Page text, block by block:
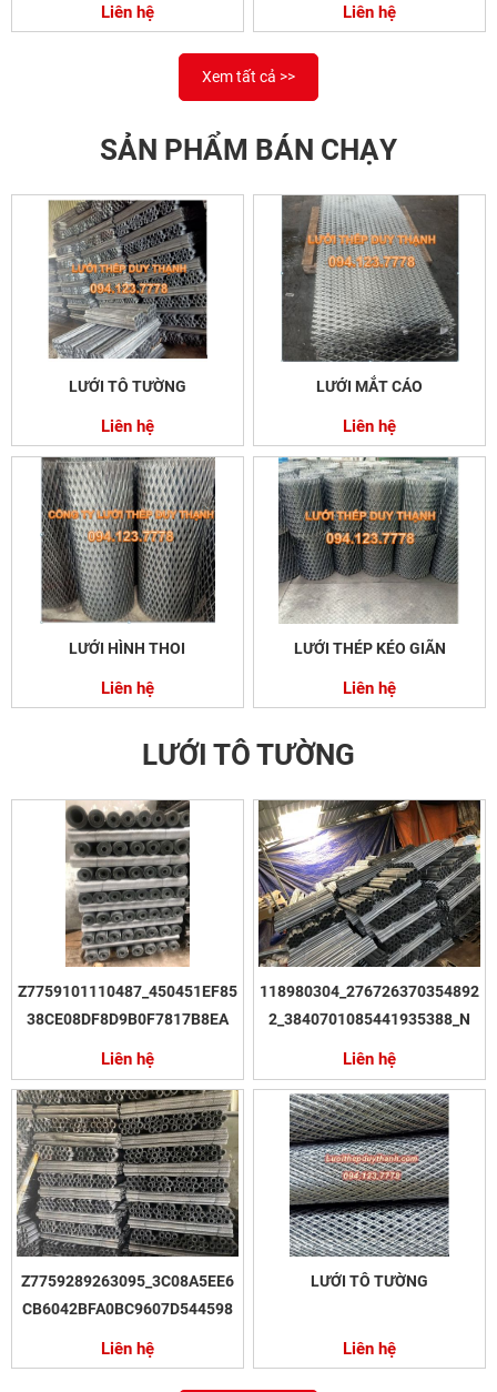
Liên hệ Liên hệ
Xem tất cả >>
SẢN PHẨM BÁN CHẠY
LƯỚI TÔ TƯỜNG
Liên hệ
LƯỚI MẮT CÁO
Liên hệ
LƯỚI HÌNH THOI
Liên hệ
LƯỚI THÉP KÉO GIÃN
Liên hệ
LƯỚI TÔ TƯỜNG
Z7759101110487_450451EF85
38CE08DF8D9B0F7817B8EA
Liên hệ
118980304_276726370354892
2_3840701085441935388_N
Liên hệ
Z7759289263095_3C08A5EE6
CB6042BFA0BC9607D544598
Liên hệ
LƯỚI TÔ TƯỜNG
Liên hệ